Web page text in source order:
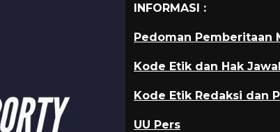
INFORMASI :
Pedoman Pemberitaan
Kode Etik dan Hak
Kode Etik Redaksi dan
UU Pers